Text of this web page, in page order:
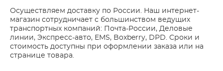
Осуществляем доставку по России. Наш интернет-
магазин сотрудничает с большинством ведущих
транспортных компаний: Почта-России, Деловые
линии, Экспресс-авто, EMS, Boxberry, DPD. Сроки и
стоимость доступны при оформлении заказа или на
странице товара.